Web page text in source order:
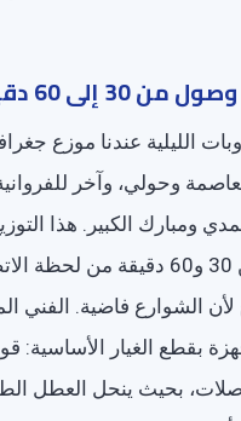
30 إلى 60 دقيقة
الليلية عندنا موزع
وحولي، وآخر
ومبارك الكبير. هذا
وصولنا بين 30 و60 دقيقة من
لأن الشوارع فاضية. الفني
بقطع الغيار الأساسية:
بحيث ينحل العطل